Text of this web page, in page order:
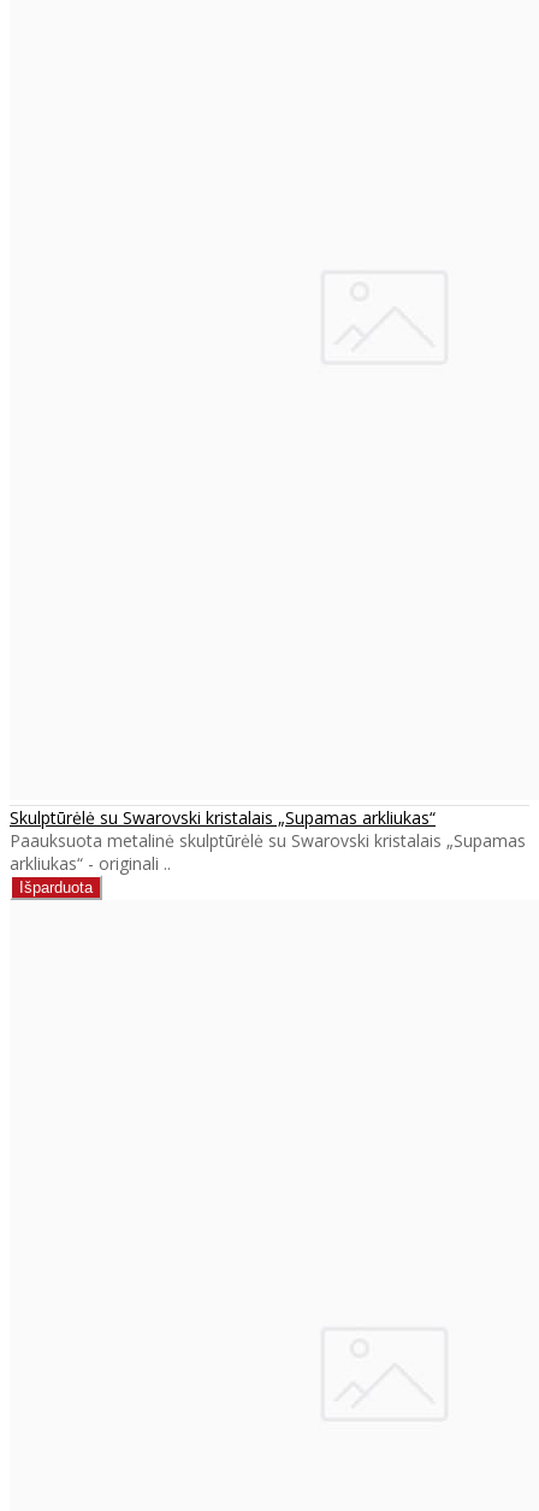
Skulptūrėlė su Swarovski kristalais „Supamas arkliukas“
Paauksuota metalinė skulptūrėlė su Swarovski kristalais „Supamas
arkliukas“ - originali ..